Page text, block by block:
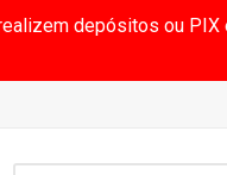
depósitos ou